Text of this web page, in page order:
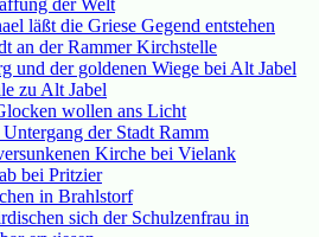
der Welt
läßt die Griese Gegend entstehen
an der Rammer Kirchstelle
und der goldenen Wiege bei Alt Jabel
zu Alt Jabel
wollen ans Licht
der Stadt Ramm
Kirche bei Vielank
bei Pritzier
in Brahlstorf
sich der Schulzenfrau in